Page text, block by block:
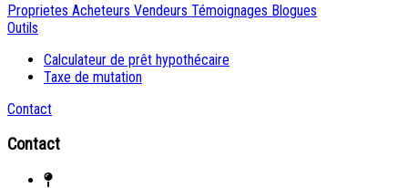
Proprietes Acheteurs Vendeurs Témoignages Blogues
Outils
Calculateur de prêt hypothécaire
Taxe de mutation
Contact
Contact